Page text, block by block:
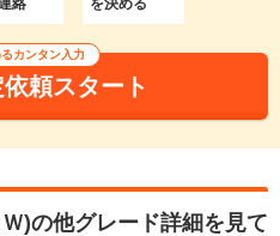
カンタン入力
頼スタート
)の他グレード詳細を見て